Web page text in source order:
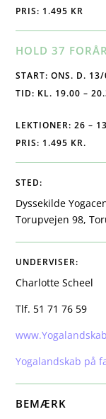
PRIS: 1.495 KR
HOLD 37 FORÅR
START: ONS. D.
TID: KL. 19.00 –
LEKTIONER: 26 –
PRIS: 1.495 KR.
STED:
Dyssekilde
Torupvejen 98,
UNDERVISER:
Charlotte Scheel
Tlf. 51 71 76 59
Yogalandskab på
BEMÆRK